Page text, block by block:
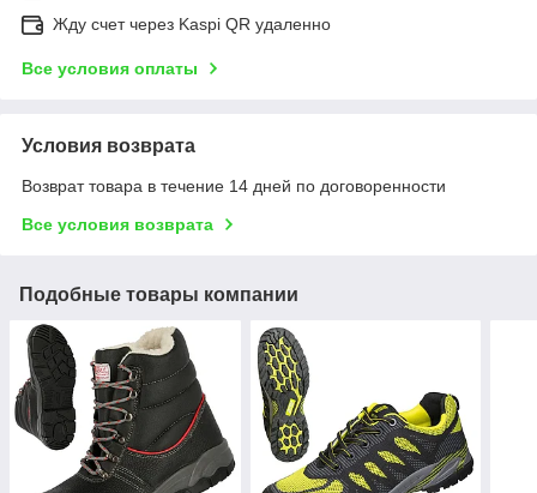
Жду счет через Kaspi QR удаленно
Все условия оплаты
Условия возврата
Возврат товара в течение 14 дней по договоренности
Все условия возврата
Подобные товары компании